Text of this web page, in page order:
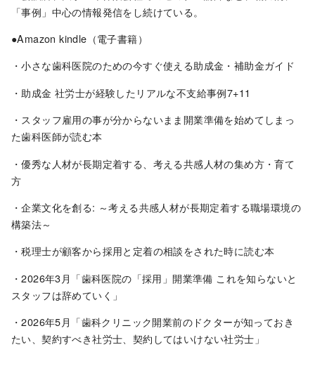
「事例」中心の情報発信をし続けている。
●Amazon kindle（電子書籍）
・小さな歯科医院のための今すぐ使える助成金・補助金ガイド
・助成金 社労士が経験したリアルな不支給事例7+11
・スタッフ雇用の事が分からないまま開業準備を始めてしまっ
た歯科医師が読む本
・優秀な人材が長期定着する、考える共感人材の集め方・育て
方
・企業文化を創る: ～考える共感人材が長期定着する職場環境の
構築法～
・税理士が顧客から採用と定着の相談をされた時に読む本
・2026年3月「歯科医院の「採用」開業準備 これを知らないと
スタッフは辞めていく」
・2026年5月「歯科クリニック開業前のドクターが知っておき
たい、契約すべき社労士、契約してはいけない社労士」